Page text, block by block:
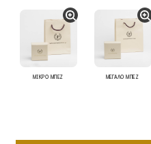
ΜΙΚΡΟ ΜΠΕΖ ΜΕΓΑΛΟ ΜΠΕΖ
Σταυρός